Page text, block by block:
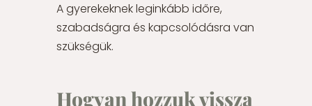
A gyerekeknek leginkább időre,
szabadságra és kapcsolódásra van
szükségük.
Hogyan hozzuk vissza